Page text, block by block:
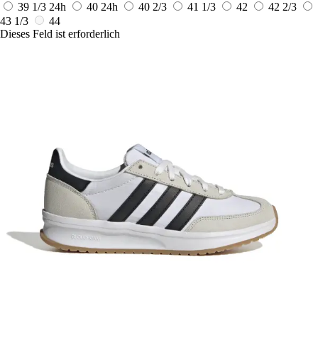
39 1/3 24h 40 24h 40 2/3 41 1/3 42
42 2/3
43 1/3
44
Dieses Feld ist erforderlich